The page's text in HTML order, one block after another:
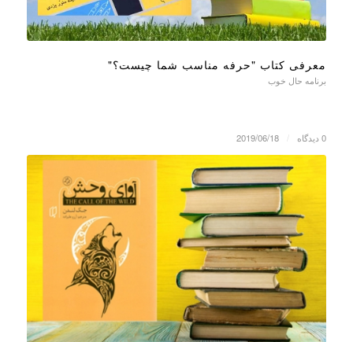
معرفی کتاب "حرفه مناسب شما چیست؟"
برنامه حال خوب
0 دیدگاه 2019/06/18